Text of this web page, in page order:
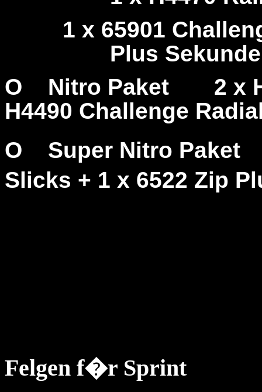
1 x 65901
Plus
O
Nitro Paket
2 x
H4490 Challenge
O
Super Nitro Paket
Slicks + 1 x 6522 Zip
Felgen f�r Sprint